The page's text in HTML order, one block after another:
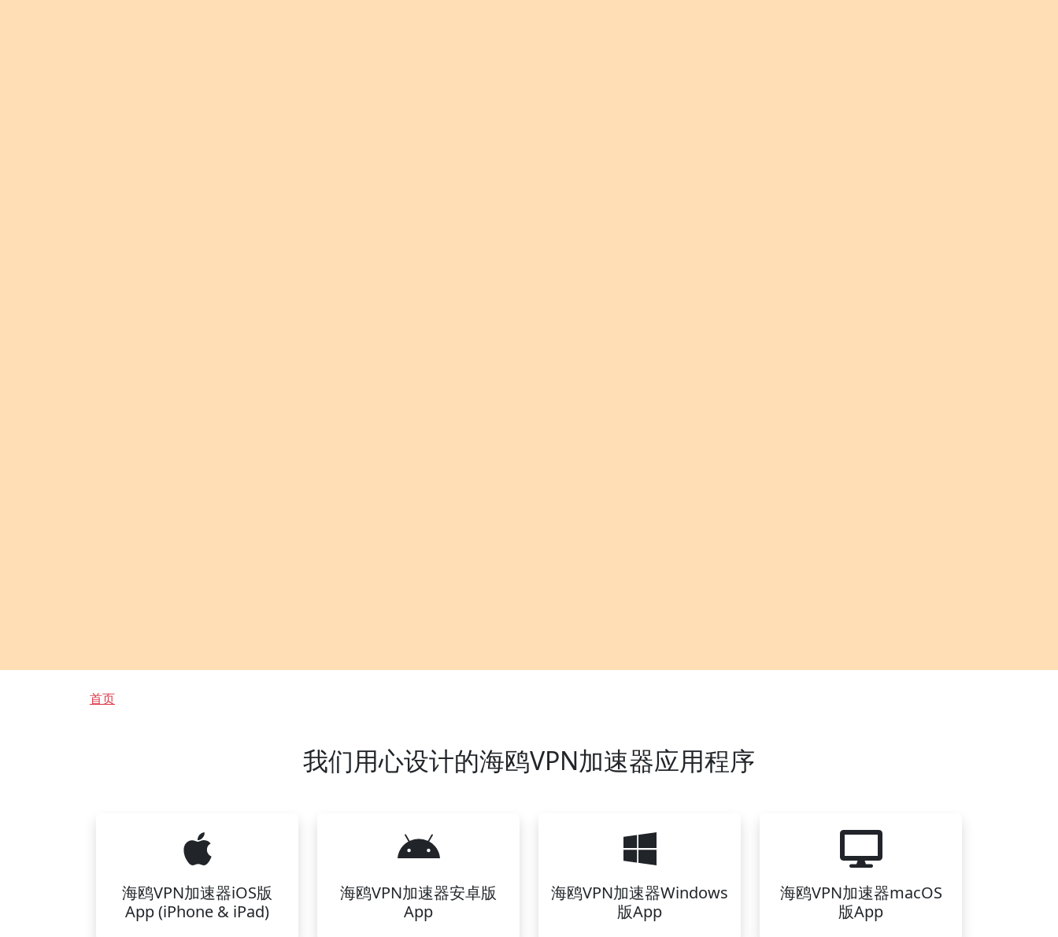
面包屑
首页
我们用心设计的海鸥VPN加速器应用程序
海鸥VPN加速器iOS版
App (iPhone & iPad)
海鸥VPN加速器安卓版
App
海鸥VPN加速器Windows
版App
海鸥VPN加速器macOS
版App